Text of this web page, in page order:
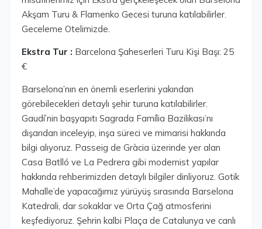
Akşam Turu & Flamenko Gecesi turuna katılabilirler.
Geceleme Otelimizde.
Ekstra Tur : Barcelona Şaheserleri Turu Kişi Başı: 25
€
Barselona’nın en önemli eserlerini yakından
görebilecekleri detaylı şehir turuna katılabilirler.
Gaudí’nin başyapıtı Sagrada Família Bazilikası’nı
dışarıdan inceleyip, inşa süreci ve mimarisi hakkında
bilgi alıyoruz. Passeig de Gràcia üzerinde yer alan
Casa Batlló ve La Pedrera gibi modernist yapılar
hakkında rehberimizden detaylı bilgiler dinliyoruz. Gotik
Mahalle’de yapacağımız yürüyüş sırasında Barselona
Katedrali, dar sokaklar ve Orta Çağ atmosferini
keşfediyoruz. Şehrin kalbi Plaça de Catalunya ve canlı